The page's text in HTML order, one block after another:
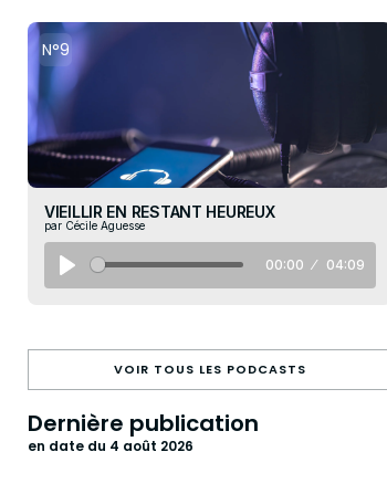
N°9
VIEILLIR EN RESTANT HEUREUX
par Cécile Aguesse
00:00 04:09
VOIR TOUS LES PODCASTS
Dernière publication
en date du 4 août 2026